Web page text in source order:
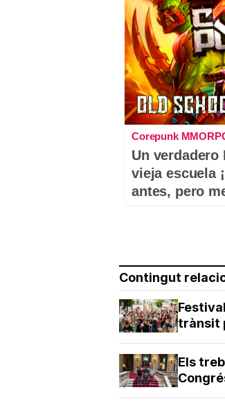
Corepunk
Un verdadero
vieja escuela
antes, pero
Contingut
trànsit
Els